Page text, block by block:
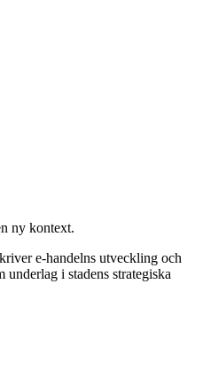
ny kontext.
e-handelns utveckling och
i stadens strategiska